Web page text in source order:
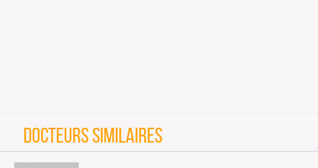
DOCTEURS SIMILAIRES